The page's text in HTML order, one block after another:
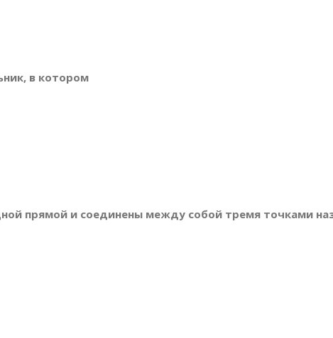
в котором
прямой и соединены между собой тремя точками